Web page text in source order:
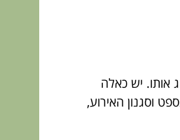
אותו. יש כאלה
וסגנון האירוע,